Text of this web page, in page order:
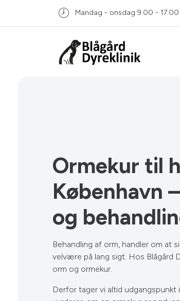
Mandag - onsdag 9.00 - 17.00
Ormekur til
København
og
Behandling af orm, handler om at
velvære på lang sigt. Hos Blågård
orm og ormekur.
Derfor tager vi altid